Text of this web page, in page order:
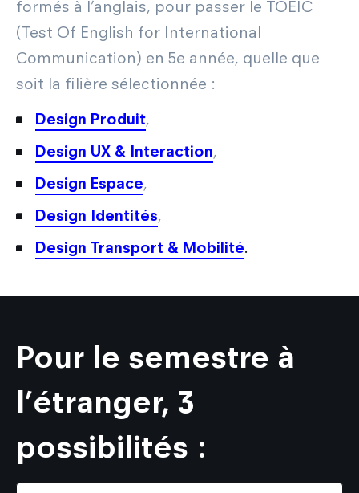
formés à l’anglais, pour passer le TOEIC
(Test Of English for International
Communication) en 5e année, quelle que
soit la filière sélectionnée :
Design Produit,
Design UX & Interaction,
Design Espace,
Design Identités,
Design Transport & Mobilité.
Pour le semestre à
l’étranger, 3
possibilités :